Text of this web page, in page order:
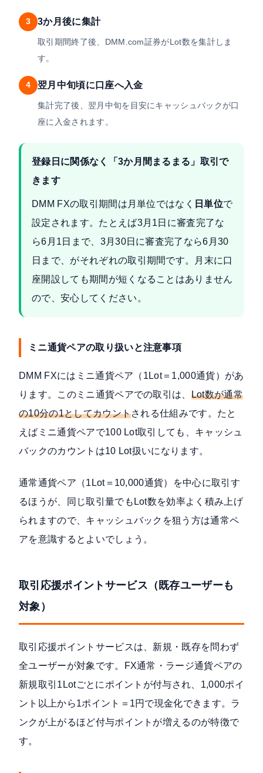
3 3か月後に集計
取引期間終了後、DMM.com証券がLot数を集計しま
す。
4 翌月中旬頃に口座へ入金
集計完了後、翌月中旬を目安にキャッシュバックが口
座に入金されます。
登録日に関係なく「3か月間まるまる」取引で
きます
DMM FXの取引期間は月単位ではなく 日単位で
設定されます。たとえば3月1日に審査完了な
ら6月1日まで、3月30日に審査完了なら6月30
日まで、がそれぞれの取引期間です。月末に口
座開設しても期間が短くなることはありません
ので、安心してください。
ミニ通貨ペアの取り扱いと注意事項
DMM FXにはミニ通貨ペア（1Lot＝1,000通貨）があ
ります。このミニ通貨ペアでの取引は、 Lot数が通常
の10分の1としてカウントされる仕組みです。たと
えばミニ通貨ペアで100 Lot取引しても、キャッシュ
バックのカウントは10 Lot扱いになります。
通常通貨ペア（1Lot＝10,000通貨）を中心に取引す
るほうが、同じ取引量でもLot数を効率よく積み上げ
られますので、キャッシュバックを狙う方は通常ペ
アを意識するとよいでしょう。
取引応援ポイントサービス（既存ユーザーも
対象）
取引応援ポイントサービスは、 新規・既存を問わず
全ユーザーが対象 です。FX通常・ラージ通貨ペアの
新規取引1Lotごとにポイントが付与され、1,000ポイ
ント以上から1ポイント＝1円で現金化できます。ラ
ンクが上がるほど付与ポイントが増えるのが特徴で
す。